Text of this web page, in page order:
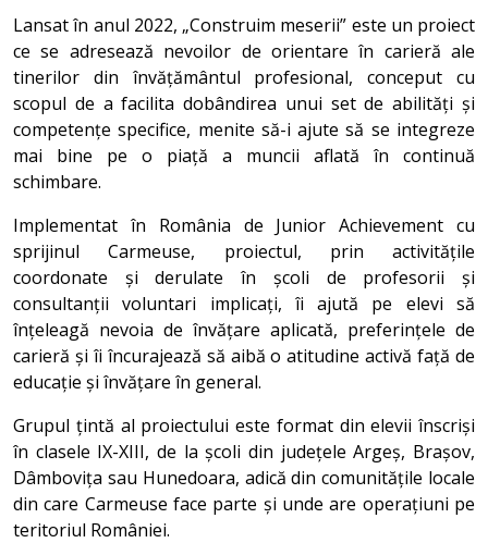
Lansat în anul 2022, „Construim meserii” este un proiect
ce se adresează nevoilor de orientare în carieră ale
tinerilor din învățământul profesional, conceput cu
scopul de a facilita dobândirea unui set de abilități și
competențe specifice, menite să-i ajute să se integreze
mai bine pe o piață a muncii aflată în continuă
schimbare.
Implementat în România de Junior Achievement cu
sprijinul Carmeuse, proiectul, prin activitățile
coordonate și derulate în școli de profesorii și
consultanții voluntari implicați, îi ajută pe elevi să
înțeleagă nevoia de învățare aplicată, preferințele de
carieră și îi încurajează să aibă o atitudine activă față de
educație și învățare în general.
Grupul țintă al proiectului este format din elevii înscriși
în clasele IX-XIII, de la școli din județele Argeș, Brașov,
Dâmbovița sau Hunedoara, adică din comunitățile locale
din care Carmeuse face parte și unde are operațiuni pe
teritoriul României.